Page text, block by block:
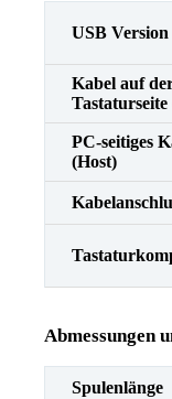
USB Version
Kabel auf
PC-seitiges
(Host)
Abmessungen
Spulenlänge